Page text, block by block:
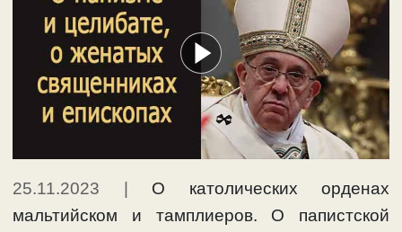
25.11.2023
О католических орденах
мальтийском и тамплиеров. О папистской